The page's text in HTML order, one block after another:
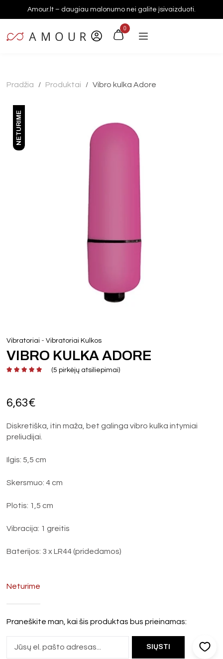
Amour.lt – daugiau malonumo nei galite įsivaizduoti.
0
Pradžia / Produktai / Vibro kulka Adore
NETURIME
Vibratoriai -Vibratoriai Kulkos
VIBRO KULKA ADORE
(5 pirkėjų atsiliepimai)
6,63€
Diskretiška, itin maža, bet galinga vibro kulka intymiai
preliudijai.
Ilgis: 5,5 cm
Skersmuo: 4 cm
Plotis: 1,5 cm
Vibracija: 1 greitis
Baterijos: 3 x LR44 (pridedamos)
Neturime
Praneškite man, kai šis produktas bus prieinamas: